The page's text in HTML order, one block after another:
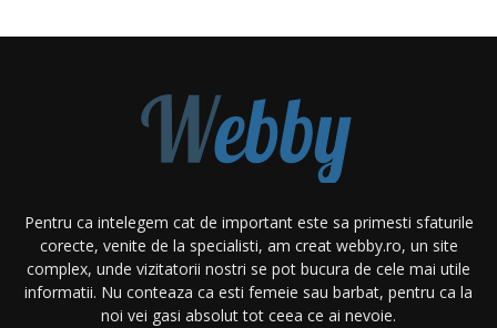
Pentru ca intelegem cat de important este sa primesti sfaturile
corecte, venite de la specialisti, am creat webby.ro, un site
complex, unde vizitatorii nostri se pot bucura de cele mai utile
informatii. Nu conteaza ca esti femeie sau barbat, pentru ca la
noi vei gasi absolut tot ceea ce ai nevoie.